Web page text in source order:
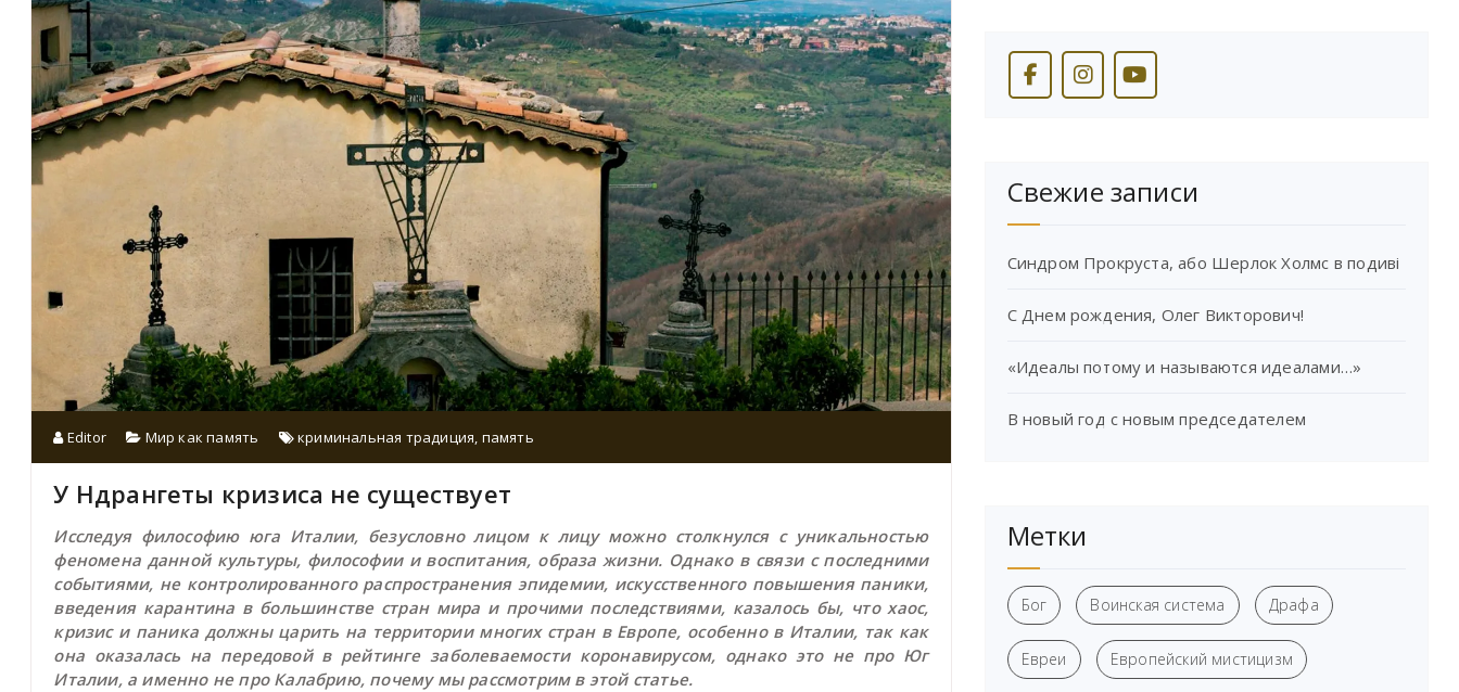
Editor Мир как память криминальная традиция, память
У Ндрангеты кризиса не существует
Исследуя философию юга Италии, безусловно лицом к лицу можно столкнулся с уникальностью
феномена данной культуры, философии и воспитания, образа жизни. Однако в связи с последними
событиями, не контролированного распространения эпидемии, искусственного повышения паники,
введения карантина в большинстве стран мира и прочими последствиями, казалось бы, что хаос,
кризис и паника должны царить на территории многих стран в Европе, особенно в Италии, так как
она оказалась на передовой в рейтинге заболеваемости коронавирусом, однако это не про Юг
Италии, а именно не про Калабрию, почему мы рассмотрим в этой статье.
Свежие записи
Синдром Прокруста, або Шерлок Холмс в подиві
С Днем рождения, Олег Викторович!
«Идеалы потому и называются идеалами…»
В новый год с новым председателем
Метки
Бог Воинская система Драфа
Евреи Европейский мистицизм